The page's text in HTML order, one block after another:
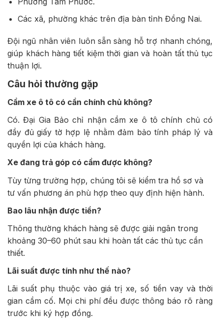
Các xã, phường khác trên địa bàn tỉnh Đồng Nai.
Đội ngũ nhân viên luôn sẵn sàng hỗ trợ nhanh chóng,
giúp khách hàng tiết kiệm thời gian và hoàn tất thủ tục
thuận lợi.
Câu hỏi thường gặp
Cầm xe ô tô có cần chính chủ không?
Có. Đại Gia Bảo chỉ nhận cầm xe ô tô chính chủ có
đầy đủ giấy tờ hợp lệ nhằm đảm bảo tính pháp lý và
quyền lợi của khách hàng.
Xe đang trả góp có cầm được không?
Tùy từng trường hợp, chúng tôi sẽ kiểm tra hồ sơ và
tư vấn phương án phù hợp theo quy định hiện hành.
Bao lâu nhận được tiền?
Thông thường khách hàng sẽ được giải ngân trong
khoảng 30–60 phút sau khi hoàn tất các thủ tục cần
thiết.
Lãi suất được tính như thế nào?
Lãi suất phụ thuộc vào giá trị xe, số tiền vay và thời
gian cầm cố. Mọi chi phí đều được thông báo rõ ràng
trước khi ký hợp đồng.